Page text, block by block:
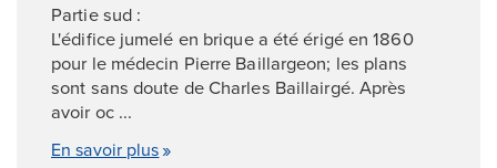
Partie sud :
L'édifice jumelé en brique a été érigé en 1860
pour le médecin Pierre Baillargeon; les plans
sont sans doute de Charles Baillairgé. Après
avoir oc ...
En savoir plus